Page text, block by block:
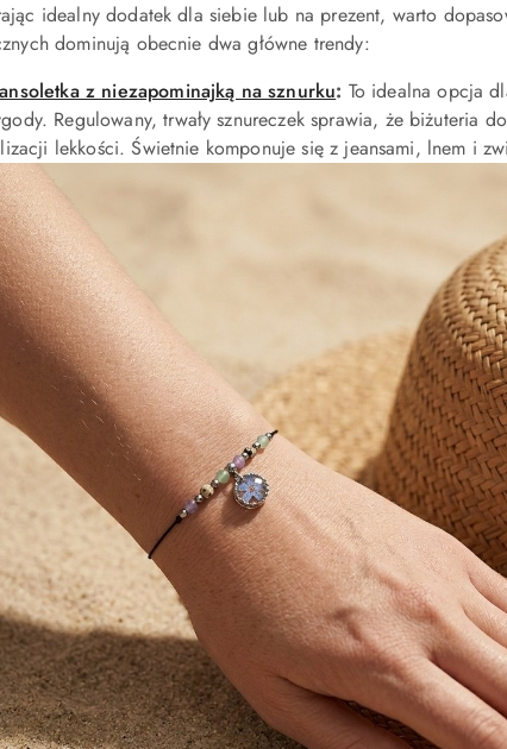
idealny dodatek dla siebie lub na prezent, warto
dominują obecnie dwa główne trendy:
z niezapominajką na sznurku: To idealna opcja
Regulowany, trwały sznureczek sprawia, że biżuteria
lekkości. Świetnie komponuje się z jeansami, lnem i